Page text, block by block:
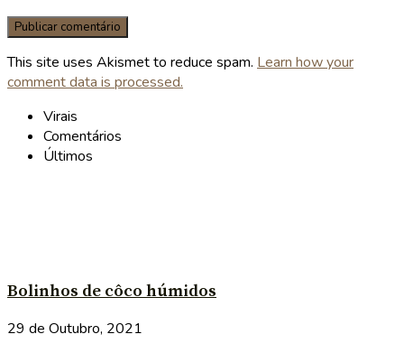
This site uses Akismet to reduce spam. Learn how your
comment data is processed.
Virais
Comentários
Últimos
Bolinhos de côco húmidos
29 de Outubro, 2021